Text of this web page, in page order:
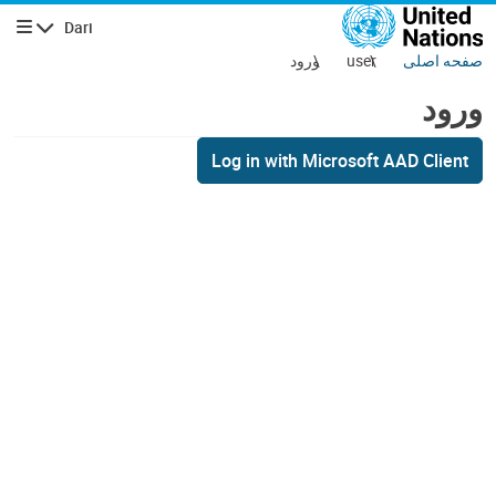
رفتن به محتوای اصلی
Dari
پیمایش
صفحه اصلی user ورود
ورود
Log in with Microsoft AAD Client